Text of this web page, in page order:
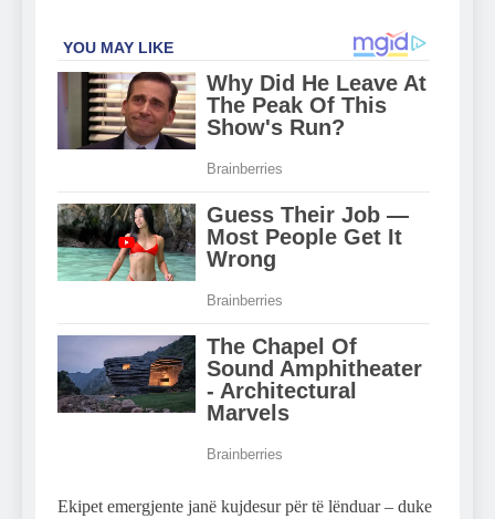
Ekipet emergjente janë kujdesur për të lënduar – duke